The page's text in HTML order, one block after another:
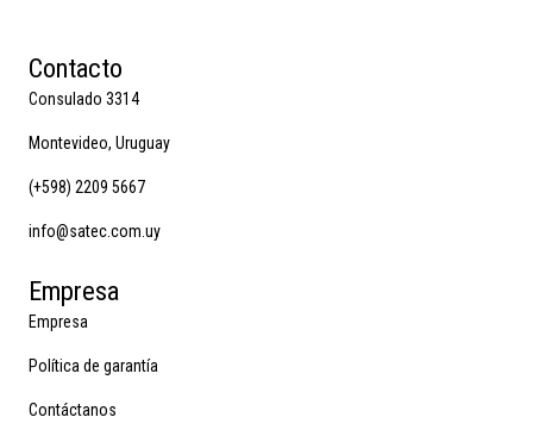
Contacto
Consulado 3314
Montevideo, Uruguay
(+598) 2209 5667
info@satec.com.uy
Empresa
Empresa
Política de garantía
Contáctanos